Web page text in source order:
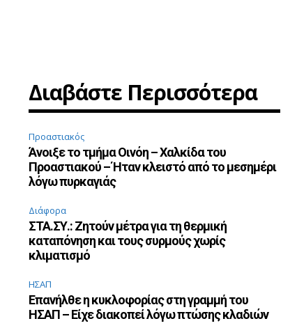
Διαβάστε Περισσότερα
Προαστιακός
Άνοιξε το τμήμα Οινόη – Χαλκίδα του
Προαστιακού – Ήταν κλειστό από το μεσημέρι
λόγω πυρκαγιάς
Διάφορα
ΣΤΑ.ΣΥ.: Ζητούν μέτρα για τη θερμική
καταπόνηση και τους συρμούς χωρίς
κλιματισμό
ΗΣΑΠ
Επανήλθε η κυκλοφορίας στη γραμμή του
ΗΣΑΠ – Είχε διακοπεί λόγω πτώσης κλαδιών